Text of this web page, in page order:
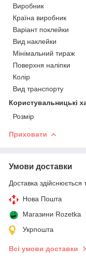
Виробник
Країна виробник
Варіант поклейки
Вид наклейки
Мінімальний тираж
Поверхня наліпки
Колір
Вид транспорту
Користувальницькі
Розмір
Приховати
Умови доставки
Доставка здійснюється
Нова Пошта
Магазини Rozetka
Укрпошта
Всі умови доставки